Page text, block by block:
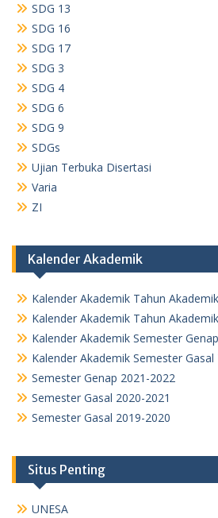
SDG 13
SDG 16
SDG 17
SDG 3
SDG 4
SDG 6
SDG 9
SDGs
Ujian Terbuka Disertasi
Varia
ZI
Kalender Akademik
Kalender Akademik Tahun
Kalender Akademik Tahun
Kalender Akademik Semester
Kalender Akademik Semester
Semester Genap 2021-2022
Semester Gasal 2020-2021
Semester Gasal 2019-2020
Situs Penting
UNESA